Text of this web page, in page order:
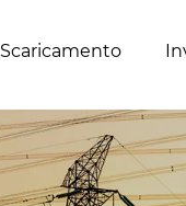
Scaricamento